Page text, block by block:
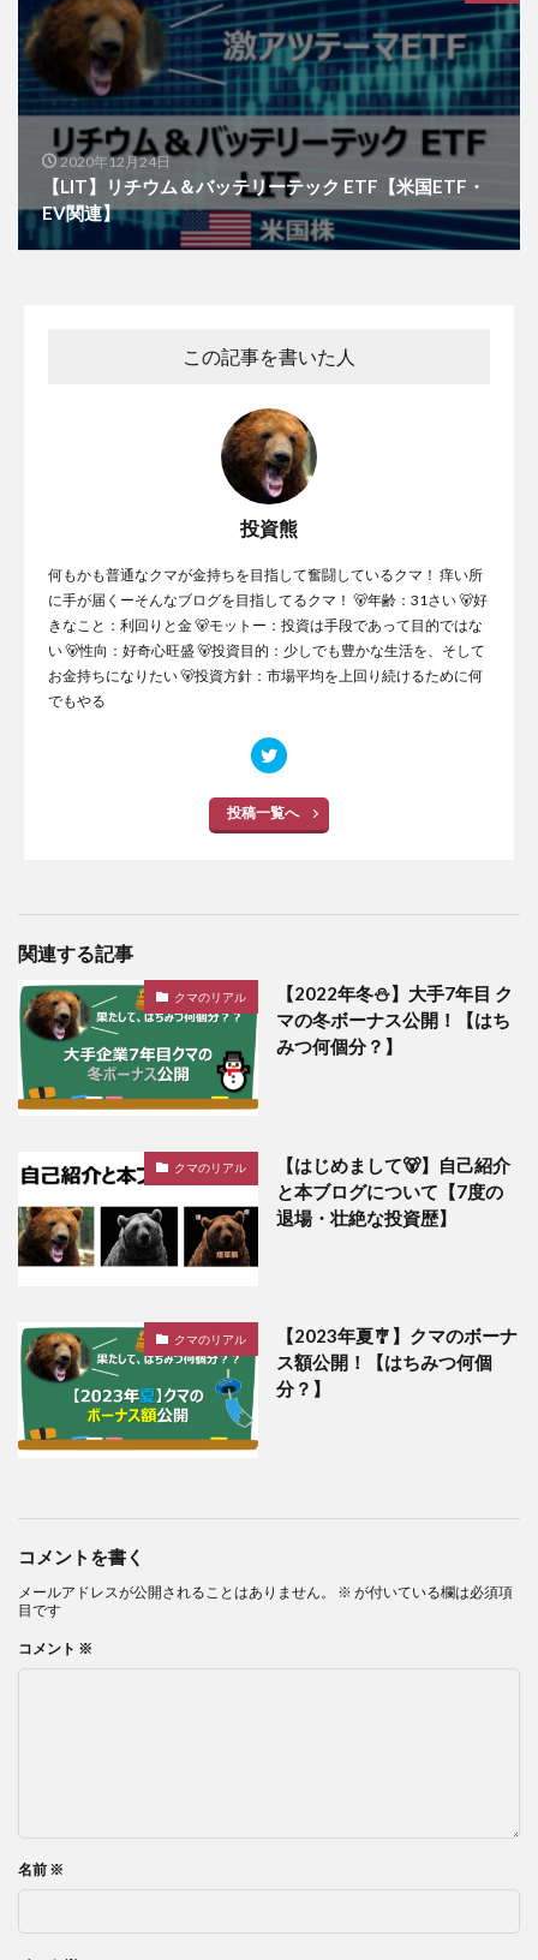
2020年12月24日
【LIT】リチウム＆バッテリーテック ETF【米国ETF・
EV関連】
この記事を書いた人
投資熊
何もかも普通なクマが金持ちを目指して奮闘しているクマ！ 痒い所
に手が届くーそんなブログを目指してるクマ！ 🐻年齢：31さい 🐻好
きなこと：利回りと金 🐻モットー：投資は手段であって目的ではな
い 🐻性向：好奇心旺盛 🐻投資目的：少しでも豊かな生活を、そして
お金持ちになりたい 🐻投資方針：市場平均を上回り続けるために何
でもやる
投稿一覧へ
関連する記事
クマのリアル
【2022年冬⛄】大手7年目 ク
マの冬ボーナス公開！【はち
みつ何個分？】
クマのリアル
【はじめまして🐻】自己紹介
と本ブログについて【7度の
退場・壮絶な投資歴】
クマのリアル
【2023年夏🎐】クマのボーナ
ス額公開！【はちみつ何個
分？】
コメントを書く
メールアドレスが公開されることはありません。 ※ が付いている欄は必須項
目です
コメント ※
名前 ※